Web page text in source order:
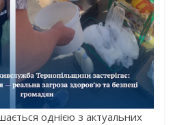
однією з актуальних